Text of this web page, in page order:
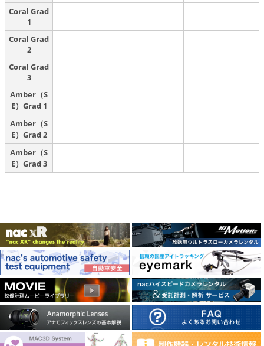
Coral Grad
1
Coral Grad
2
Coral Grad
3
Amber（S
E）Grad 1
Amber（S
E）Grad 2
Amber（S
E）Grad 3